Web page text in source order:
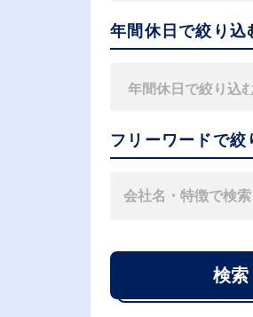
年間休日で絞り込
フリーワードで絞
検索